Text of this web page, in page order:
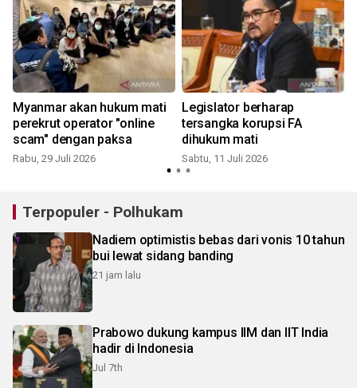
Myanmar akan hukum mati
perekrut operator "online
scam" dengan paksa
Rabu, 29 Juli 2026
Legislator berharap
tersangka korupsi FA
dihukum mati
Sabtu, 11 Juli 2026
Terpopuler - Polhukam
Nadiem optimistis bebas dari vonis 10 tahun
bui lewat sidang banding
21 jam lalu
Prabowo dukung kampus IIM dan IIT India
hadir di Indonesia
Jul 7th